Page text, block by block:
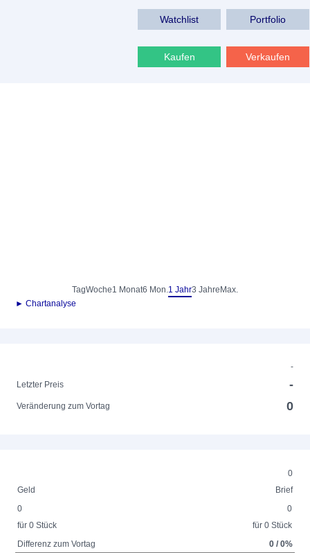
Watchlist Portfolio
Kaufen Verkaufen
TagWoche1 Monat6 Mon.1 Jahr3 Jahre Max.
► Chartanalyse
-
Letzter Preis
-
Veränderung zum Vortag 0
0
Geld
Brief
0
für 0 Stück
0
für 0 Stück
Differenz zum Vortag
0 / 0%